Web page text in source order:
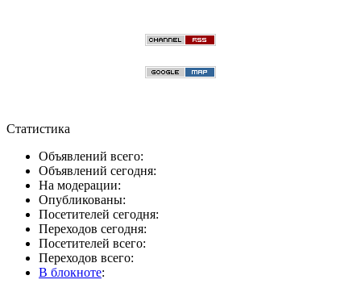
Статистика
Объявлений всего:
Объявлений сегодня:
На модерации:
Опубликованы:
Посетителей сегодня:
Переходов сегодня:
Посетителей всего:
Переходов всего:
В блокноте: